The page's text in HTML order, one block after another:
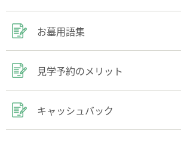
お墓用語集
見学予約のメリット
キャッシュバック